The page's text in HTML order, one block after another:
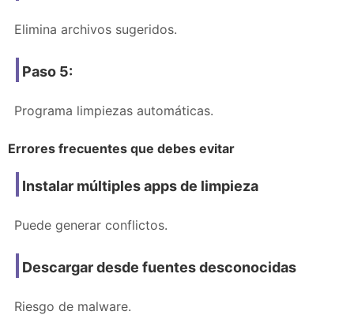
Elimina archivos sugeridos.
Paso 5:
Programa limpiezas automáticas.
Errores frecuentes que debes evitar
Instalar múltiples apps de limpieza
Puede generar conflictos.
Descargar desde fuentes desconocidas
Riesgo de malware.